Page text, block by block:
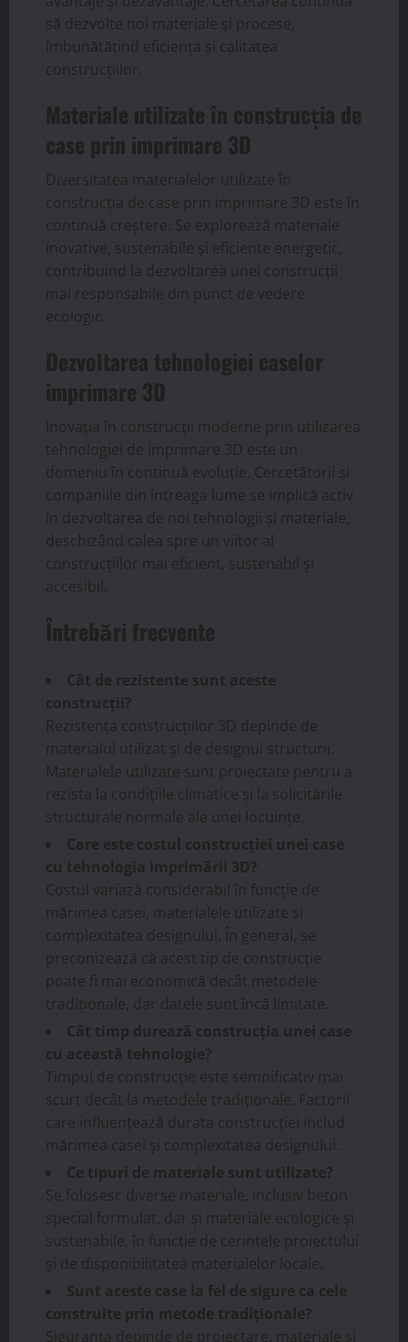
să dezvolte noi materiale și procese,
îmbunătățind eficiența și calitatea
construcțiilor.
Materiale utilizate în construcția de
case prin imprimare 3D
Diversitatea materialelor utilizate în
construcția de case prin imprimare 3D este în
continuă creștere. Se explorează materiale
inovative, sustenabile și eficiente energetic,
contribuind la dezvoltarea unei construcții
mai responsabile din punct de vedere
ecologic.
Dezvoltarea tehnologiei caselor
imprimare 3D
Inovația în construcții moderne prin utilizarea
tehnologiei de imprimare 3D este un
domeniu în continuă evoluție. Cercetătorii și
companiile din întreaga lume se implică activ
în dezvoltarea de noi tehnologii și materiale,
deschizând calea spre un viitor al
construcțiilor mai eficient, sustenabil și
accesibil.
Întrebări frecvente
Cât de rezistente sunt aceste
construcții?
Rezistența construcțiilor 3D depinde de
materialul utilizat și de designul structurii.
Materialele utilizate sunt proiectate pentru a
rezista la condițiile climatice și la solicitările
structurale normale ale unei locuințe.
Care este costul construcției unei case
cu tehnologia imprimării 3D?
Costul variază considerabil în funcție de
mărimea casei, materialele utilizate și
complexitatea designului. În general, se
preconizează că acest tip de construcție
poate fi mai economică decât metodele
tradiționale, dar datele sunt încă limitate.
Cât timp durează construcția unei case
cu această tehnologie?
Timpul de construcție este semnificativ mai
scurt decât la metodele tradiționale. Factorii
care influențează durata construcției includ
mărimea casei și complexitatea designului.
Ce tipuri de materiale sunt utilizate?
Se folosesc diverse materiale, inclusiv beton
special formulat, dar și materiale ecologice și
sustenabile, în funcție de cerințele proiectului
și de disponibilitatea materialelor locale.
Sunt aceste case la fel de sigure ca cele
construite prin metode tradiționale?
Siguranța depinde de proiectare, materiale și